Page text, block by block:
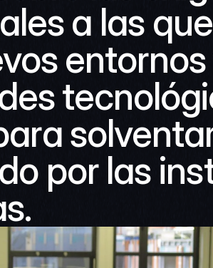
a las
por las